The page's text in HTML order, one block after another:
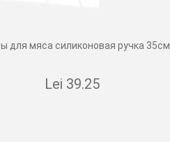
для мяса силиконовая ручка 35см
Lei 39.25